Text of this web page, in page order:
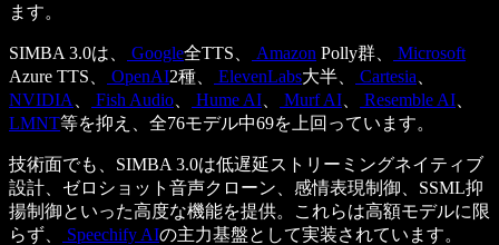
ます。
SIMBA 3.0は、 Google全TTS、 Amazon Polly群、
Microsoft
Azure TTS、
OpenAI2種、 ElevenLabs大半、 Cartesia
NVIDIA
Fish Audio Hume AI Murf AI Resemble AI
LMNT等を抑え、全76モデル中69を上回っています。
技術面でも、SIMBA 3.0は低遅延ストリーミングネイティブ
設計、ゼロショット音声クローン、感情表現制御、SSML抑
揚制御といった高度な機能を提供。これらは高額モデルに限
らず、
Speechify AIの主力基盤として実装されています。